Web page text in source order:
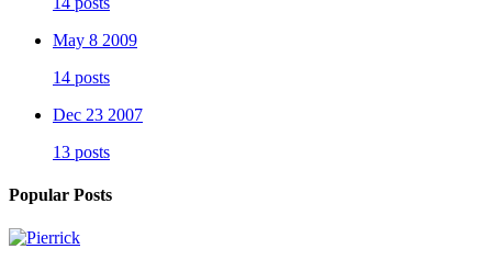
May 8 2009
14 posts
Dec 23 2007
13 posts
Popular Posts